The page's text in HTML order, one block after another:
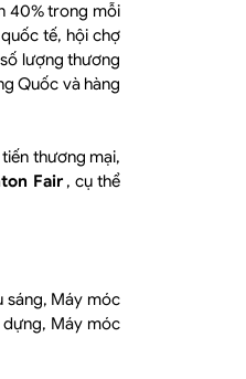
40% trong mỗi
tế, hội chợ
lượng thương
Quốc và hàng
thương mại,
Fair, cụ thể
sáng, Máy móc
dựng, Máy móc